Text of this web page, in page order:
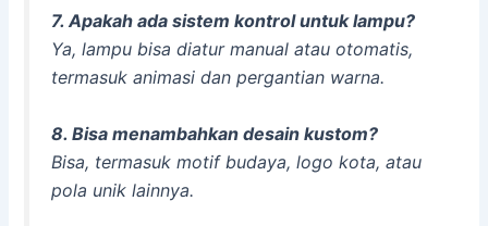
7. Apakah ada sistem kontrol untuk lampu?
Ya, lampu bisa diatur manual atau otomatis,
termasuk animasi dan pergantian warna.
8. Bisa menambahkan desain kustom?
Bisa, termasuk motif budaya, logo kota, atau
pola unik lainnya.